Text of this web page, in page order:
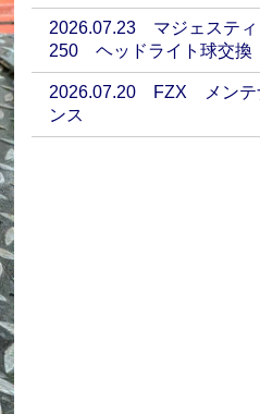
2026.07.23 マジェスティ
250 ヘッドライト球交換
2026.07.20 FZX メンテ
ンス